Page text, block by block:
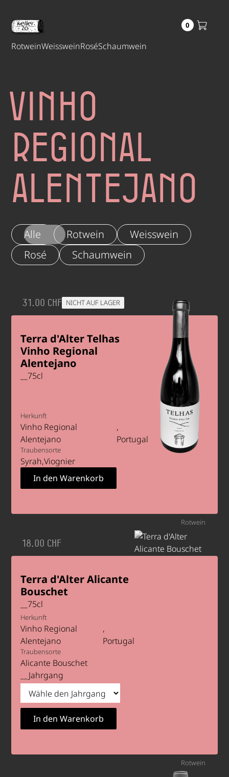
RotweinWeissweinRoséSchaumwein
0
Vinho
Regional
Alentejano
Alle Rotwein
Weisswein
Rosé
Schaumwein
31.00 CHF NICHT AUF LAGER
Terra d'Alter Telhas
Vinho Regional
Alentejano
75cl
Herkunft
Vinho Regional
Alentejano
Portugal
Traubensorte
Syrah Viognier
Rotwein
18.00 CHF
Terra d'Alter Alicante
Bouschet
75cl
Herkunft
Vinho Regional
Alentejano
Portugal
Traubensorte
Alicante Bouschet
Jahrgang
Rotwein